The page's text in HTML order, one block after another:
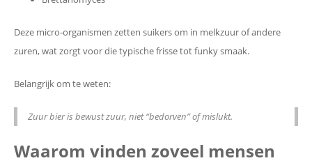
Deze micro-organismen zetten suikers om in melkzuur of andere
zuren, wat zorgt voor die typische frisse tot funky smaak.
Belangrijk om te weten:
Zuur bier is bewust zuur, niet “bedorven” of mislukt.
Waarom vinden zoveel mensen